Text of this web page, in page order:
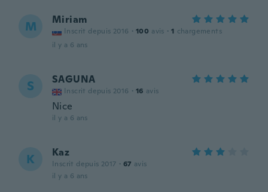
M Miriam
Inscrit depuis 2016 · 100 avis · 1 chargements
il y a 6 ans
S SAGUNA
Inscrit depuis 2016 · 16 avis
Nice
il y a 6 ans
K Kaz
Inscrit depuis 2017 · 67 avis
il y a 6 ans